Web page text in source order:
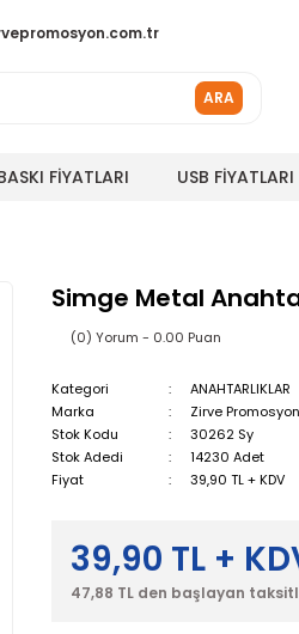
ARA
FİYATLARI USB FİYATLARI
Simge Metal
(0) Yorum - 0.00 Puan
Kategori
ANAHTARLIKLAR
Marka
Zirve Promosyon
Stok Kodu
30262 Sy
Stok Adedi
14230 Adet
Fiyat
39,90 TL + KDV
39,90 TL +
47,88 TL den başlayan